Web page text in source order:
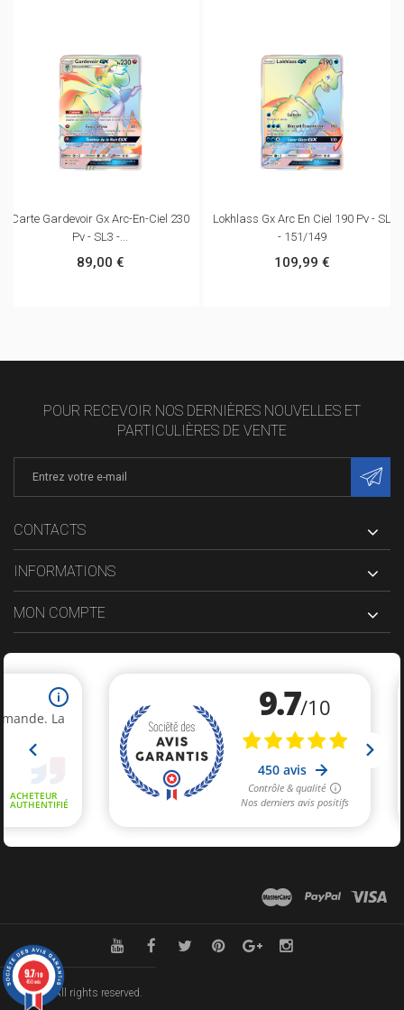
Carte Gardevoir Gx Arc-En-Ciel 230
Pv - SL3 -...
89,00 €
Lokhlass Gx Arc En Ciel 190 Pv - SL
- 151/149
109,99 €
POUR RECEVOIR NOS DERNIÈRES NOUVELLES ET
PARTICULIÈRES DE VENTE
CONTACTS
INFORMATIONS
MON COMPTE
© 2024 All rights reserved.
9.7/10
450 avis